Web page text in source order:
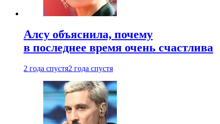
Алсу объяснила, почему
в последнее время очень счастлива
2 года спустя2 года спустя